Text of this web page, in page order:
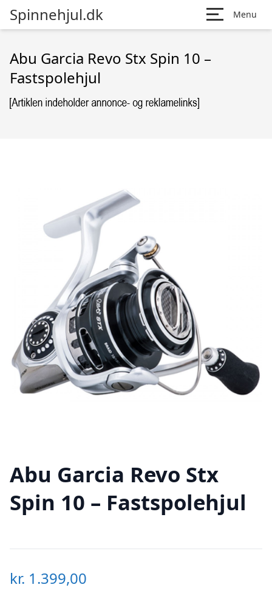
Spinnehjul.dk Menu
Abu Garcia Revo Stx Spin 10 –
Fastspolehjul
Abu Garcia Revo Stx
Spin 10 – Fastspolehjul
kr. 1.399,00